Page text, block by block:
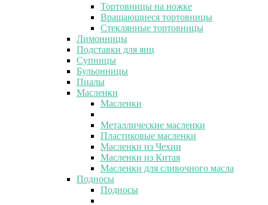
Тортовницы на ножке
Вращающиеся тортовницы
Стеклянные тортовницы
Лимонницы
Подставки для яиц
Супницы
Бульонницы
Пиалы
Масленки
Масленки
Металлические масленки
Пластиковые масленки
Масленки из Чехии
Масленки из Китая
Масленки для сливочного масла
Подносы
Подносы